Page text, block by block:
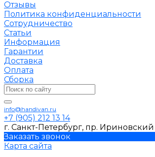
Отзывы
Политика конфиденциальности
Сотрудничество
Статьи
Информация
Гарантии
Доставка
Оплата
Сборка
info@handivan.ru
+7 (905) 212 13 14
г. Санкт-Петербург, пр.
Заказать звонок
Карта сайта